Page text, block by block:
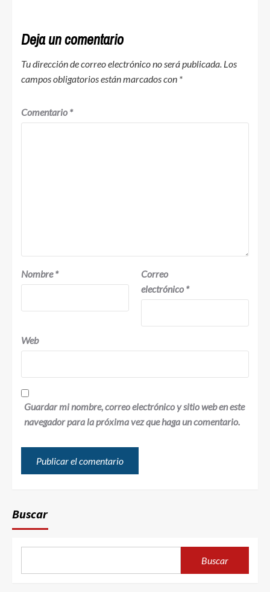
Deja un comentario
Tu dirección de correo electrónico no será publicada. Los
campos obligatorios están marcados con *
Comentario*
Nombre*
Correo
electrónico*
Web
Guardar mi nombre, correo electrónico y sitio web en este
navegador para la próxima vez que haga un comentario.
Buscar
Buscar